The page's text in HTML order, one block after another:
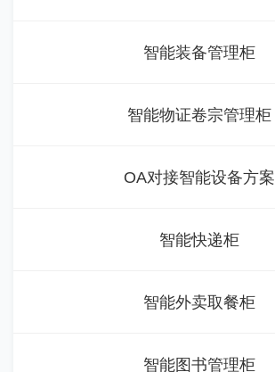
智能装备管理柜
智能物证卷宗管理柜
OA对接智能设备方案
智能快递柜
智能外卖取餐柜
智能图书管理柜